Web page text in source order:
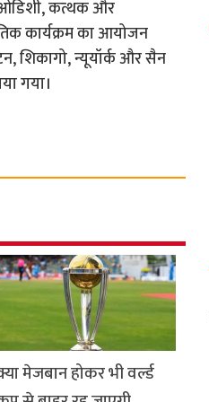
ओडिशी, कत्थक और
कार्यक्रम का आयोजन
शिकागो, न्यूयॉर्क और सैन
गया।
मेजबान होकर भी वर्ल्ड